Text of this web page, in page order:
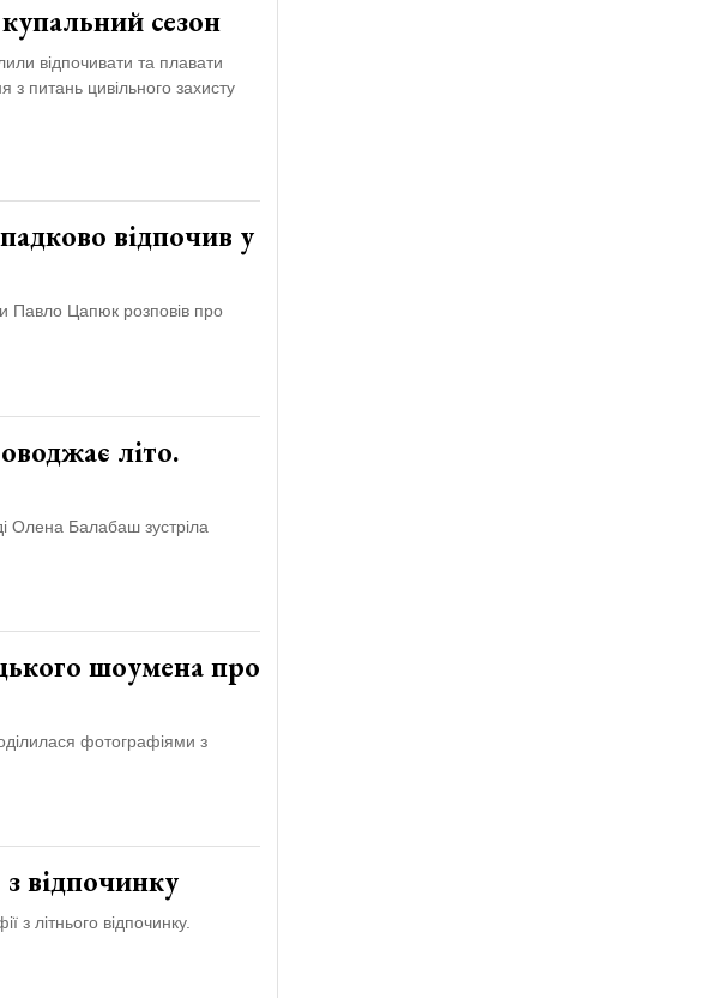
сезон
відпочивати та плавати
з питань цивільного захисту
відпочив у
Павло Цапюк розповів про
літо.
Олена Балабаш зустріла
шоумена про
фотографіями з
відпочинку
з літнього відпочинку.